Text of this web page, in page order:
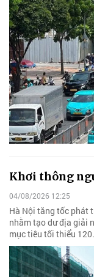
Khơi thông
04/08/2026 12:25
Hà Nội tăng tốc phát
nhằm tạo dư địa giải
mục tiêu tối thiểu